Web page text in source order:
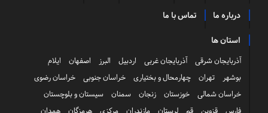
درباره ما تماس با ما
استان ها
آذربایجان شرقی آذربایجان غربی اردبیل البرز اصفهان
ایلام
بوشهر
تهران چهارمحال و بختیاری خراسان جنوبی
خراسان رضوی
خراسان شمالی
خوزستان زنجان سمنان
سیستان و بلوچستان
فارس
قزوین قم لرستان مازندران مرکزی هرمزگان همدان